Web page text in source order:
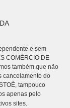
e sem
COMÉRCIO DE
também que não
cancelamento do
tampouco
apenas pelo
sites.